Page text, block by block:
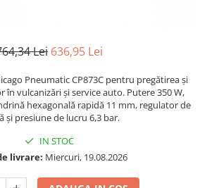
Lei 636,95 Lei
Pneumatic CP873C pentru pregătirea și
în vulcanizări și service auto. Putere 350 W,
hexagonală rapidă 11 mm, regulator de
și presiune de lucru 6,3 bar.
IN STOC
livrare: Miercuri, 19.08.2026